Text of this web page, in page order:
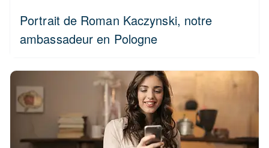
Portrait de Roman Kaczynski, notre
ambassadeur en Pologne